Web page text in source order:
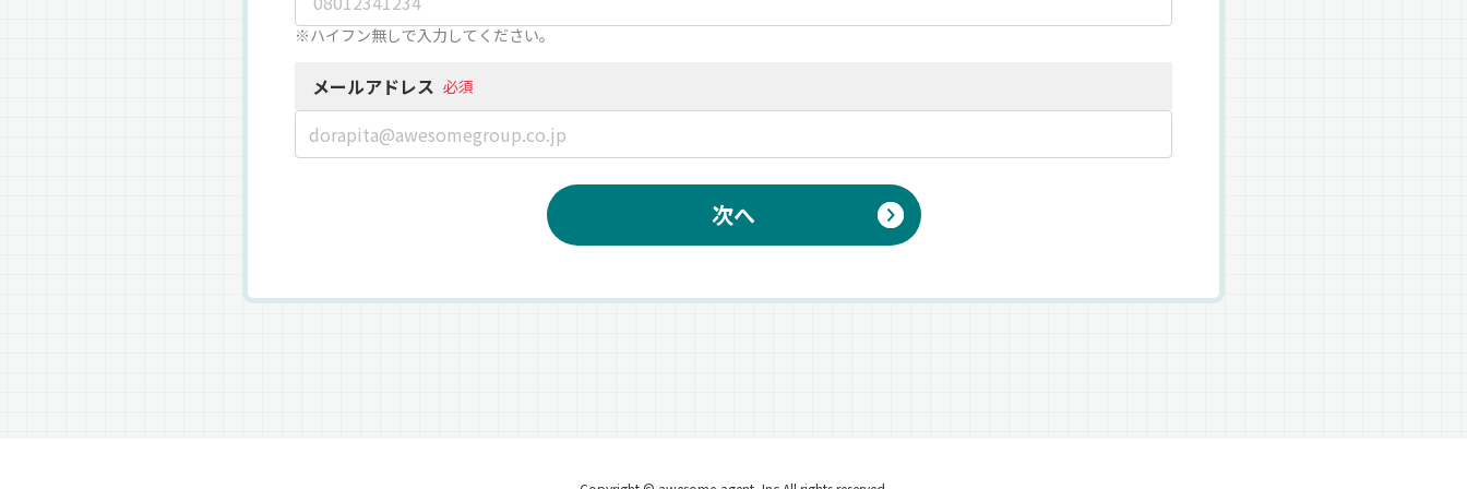
※ハイフン無しで入力してください。
メールアドレス 必須
次へ